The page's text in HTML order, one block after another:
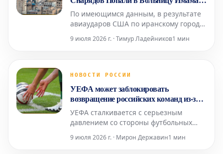
Али
По имеющимся данным, в результате
авиаударов США по иранскому городу
Чабахар осколки снарядов попали в
местную больницу Имама Али.
медицинского учреждения пока не
взрывах в нескольких иранских
городах, вкл
9 июля 2026 г. · Тимур Ладейников1 мин
НОВОСТИ РОССИИ
УЕФА может заблокировать
возвращение российских команд из-за
давления трех стран
УЕФА сталкивается с серьезным
давлением со стороны футбольных
Франции, что может помешать
9 июля 2026 г. · Мирон Державин1 мин